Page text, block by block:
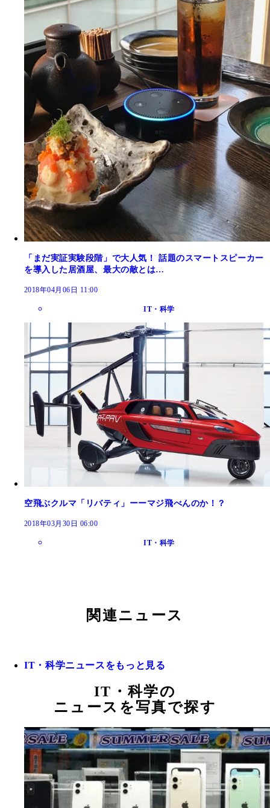
「まだ実証実験段階」で大人気！ 話題のスマートスピーカー
を導入した居酒屋、最大の敵とは…
2018年04月06日 11:00
IT・科学
空飛ぶクルマ「リバティ」ーーマジ飛べんのか！？
2018年03月30日 06:00
IT・科学
関連ニュース
IT・科学ニュースをもっと見る
IT・科学の
ニュースを写真で探す